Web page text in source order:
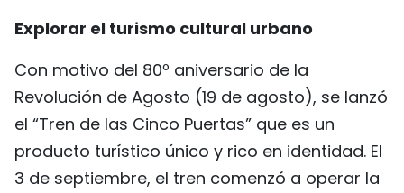
Explorar el turismo cultural urbano
Con motivo del 80º aniversario de la
Revolución de Agosto (19 de agosto), se lanzó
el “Tren de las Cinco Puertas” que es un
producto turístico único y rico en identidad. El
3 de septiembre, el tren comenzó a operar la